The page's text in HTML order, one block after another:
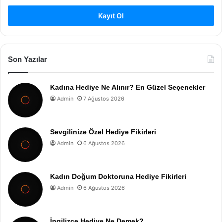
Kayıt Ol
Son Yazılar
Kadına Hediye Ne Alınır? En Güzel Seçenekler
Admin 7 Ağustos 2026
Sevgilinize Özel Hediye Fikirleri
Admin 6 Ağustos 2026
Kadın Doğum Doktoruna Hediye Fikirleri
Admin 6 Ağustos 2026